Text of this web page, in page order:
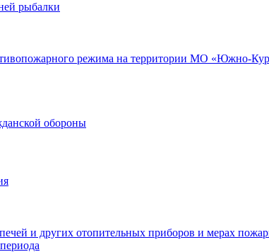
рыбалки
режима на территории МО «Южно-
обороны
и других отопительных приборов и мерах